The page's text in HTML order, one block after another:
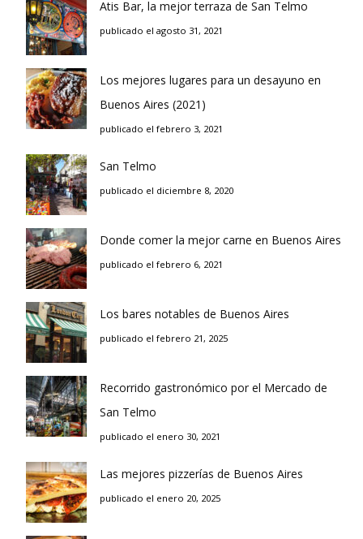
Atis Bar, la mejor terraza de San Telmo
publicado el agosto 31, 2021
Los mejores lugares para un desayuno en
Buenos Aires (2021)
publicado el febrero 3, 2021
San Telmo
publicado el diciembre 8, 2020
Donde comer la mejor carne en Buenos Aires
publicado el febrero 6, 2021
Los bares notables de Buenos Aires
publicado el febrero 21, 2025
Recorrido gastronómico por el Mercado de
San Telmo
publicado el enero 30, 2021
Las mejores pizzerías de Buenos Aires
publicado el enero 20, 2025